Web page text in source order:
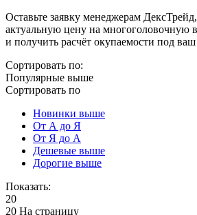
Оставьте заявку менеджерам
актуальную цену на
и получить расчёт окупаемости под
Сортировать по:
Популярные выше
Сортировать по
Новинки выше
От А до Я
От Я до А
Дешевые выше
Дорогие выше
Показать:
20
20 На страницу